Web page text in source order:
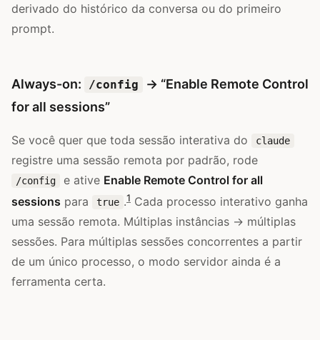
derivado do histórico da conversa ou do primeiro
prompt.
Always-on: /config
→ “Enable Remote Control
for all sessions”
Se você quer que toda sessão interativa do claude
registre uma sessão remota por padrão, rode
/config e ative Enable Remote Control for all
sessions para true .1 Cada processo interativo ganha
uma sessão remota. Múltiplas instâncias → múltiplas
sessões. Para múltiplas sessões concorrentes a partir
de um único processo, o modo servidor ainda é a
ferramenta certa.